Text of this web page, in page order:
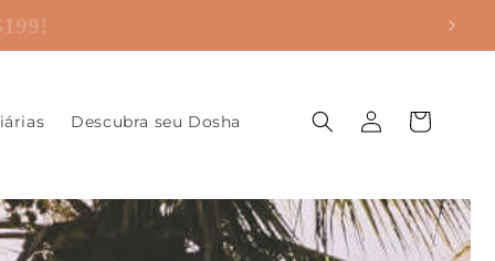
Descubra seu Dosha
Fazer
login
Carrinho